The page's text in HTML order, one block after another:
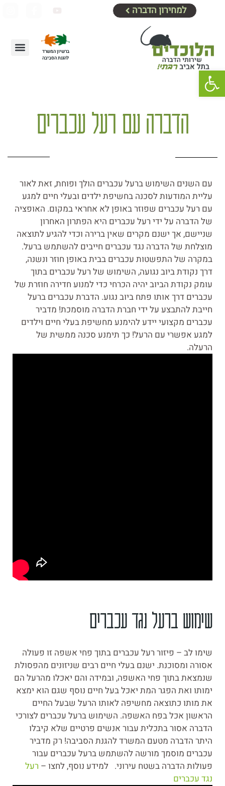
למחירון הדברה
ברשיון המשרד
להגנת הסביבה
הדברה עם רעל עכברים
עם השנים השימוש ברעל עכברים הולך ופוחת, זאת לאור
עליית המודעות לסכנה בחשיפת ילדים ובעלי חיים למגע
עם רעל עכברים שפוזר באופן לא אחראי במקום. האופציה
של הדברה על ידי רעל עכברים היא הפתרון האחרון
שניישם, אך ישנם מקרים שאין ברירה וכדי להגיע לתוצאה
מוצלחת של הדברה נגד עכברים חייבים להשתמש ברעל.
במקרה של התפשטות עכברים בבית באופן חוזר ונשנה,
דרך נקודת ביוב נגועה, השימוש של רעל עכברים בתוך
עומק נקודת הביוב יהיה הכרחי כדי למנוע חדירה חוזרת של
עכברים דרך אותו פתח ביוב נגוע. הדברת עכברים ברעל
חייבת להתבצע על ידי חברת הדברה מוסמכת! מדביר
עכברים מקצועי יידע להימנע מחשיפת בעלי חיים וילדים
למגע אפשרי עם הרעל! כך תימנע סכנה ממשית של
הרעלה.
שימוש ברעל נגד עכברים
שימו לב – פיזור רעל עכברים בתוך פחי אשפה זו פעולה
אסורה ומסוכנת. ישנם בעלי חיים רבים שניזונים מהפסולת
שנמצאת בתוך פחי האשפה, ובמידה והם יאכלו מהרעל הם
ימותו ואת הפגר המת יאכל בעל חיים נוסף שגם הוא ימצא
את מותו כתוצאה מחשיפה לאותו הרעל שבעל החיים
הראשון אכל בפח האשפה. השימוש ברעל עכברים לצורכי
הדברה אסור בתכלית עבור אנשים פרטיים שלא קיבלו
היתר הדברה מטעם המשרד להגנת הסביבה! רק מדביר
עכברים מוסמך מורשה להשתמש ברעל עכברים עבור
פעולות הדברה בשטח עירוני. למידע נוסף, לחצו – רעל
נגד עכברים
פתח סרגל נגישות